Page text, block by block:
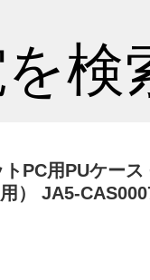
検
PC用PUケース
用） JA5-